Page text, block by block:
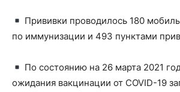
Прививки проводилось 180
по иммунизации и 493 пунктами
По состоянию на 26 марта 2021
ожидания вакцинации от COVID-19